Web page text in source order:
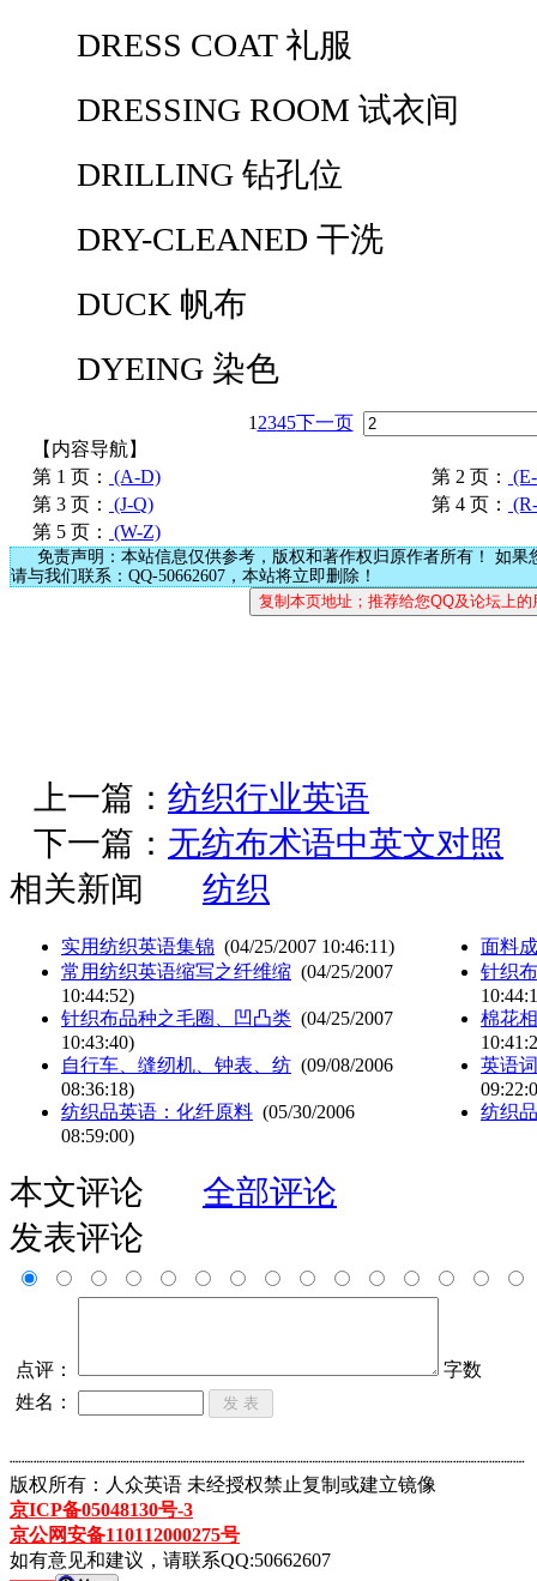
DRESS COAT 礼服
DRESSING ROOM 试衣间
DRILLING 钻孔位
DRY-CLEANED 干洗
DUCK 帆布
DYEING 染色
1 2345下一页
【内容导航】
第 1 页：
(A-D) 第 2 页：
第 3 页：
(J-Q) 第 4 页：
第 5 页：
(W-Z)
免责声明：本站信息仅供参考，版权和著作权归原作者所有！ 如果
请与我们联系：QQ-50662607，本站将立即删除！
上一篇： 纺织行业英语
下一篇： 无纺布术语中英文对照
相关新闻
纺织
实用纺织英语集锦 (04/25/2007 10:46:11)
常用纺织英语缩写之纤维缩 (04/25/2007
10:44:52)
针织布品种之毛圈、凹凸类 (04/25/2007
10:43:40)
自行车、缝纫机、钟表、纺 (09/08/2006
08:36:18)
纺织品英语：化纤原料 (05/30/2006
08:59:00)
面料
针织
棉花
英语
纺织
本文评论
全部评论
发表评论
点评：
字数
姓名：
┈┈┈┈┈┈┈┈┈┈┈┈┈┈┈┈┈┈┈┈┈┈┈┈┈┈┈┈┈┈┈┈┈┈┈┈┈┈┈┈┈┈┈
版权所有：人众英语 未经授权禁止复制或建立镜像
京ICP备05048130号-3
京公网安备110112000275号
如有意见和建议，请联系QQ:50662607